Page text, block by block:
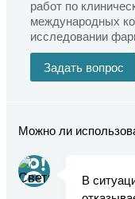
работ по
международных
исследовании
Задать вопрос
Можно ли
В